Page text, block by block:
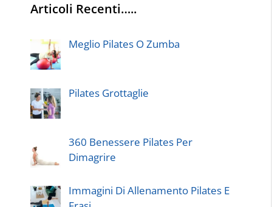
Articoli Recenti…..
Meglio Pilates O Zumba
Pilates Grottaglie
360 Benessere Pilates Per
Dimagrire
Immagini Di Allenamento Pilates E